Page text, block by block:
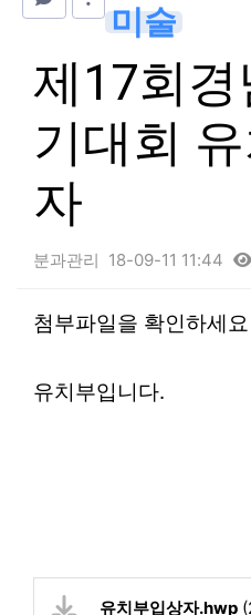
미술
제17회경
기대회
자
분과관리 18-09-11 11:44
본문
첨부파일을 확인하세요
유치부입니다.
유치부입상자.hwp